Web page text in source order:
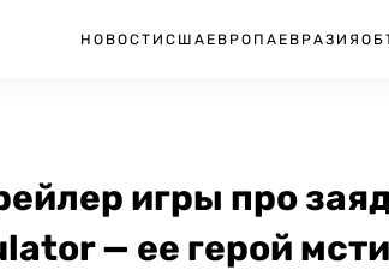
НОВОСТИ США ЕВРОПА ЕВРАЗИЯ
игры про
— ее герой